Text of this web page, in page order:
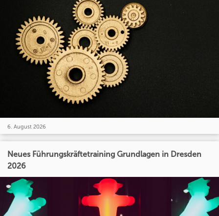
6. August 2026
Neues Führungskräftetraining Grundlagen in Dresden
2026